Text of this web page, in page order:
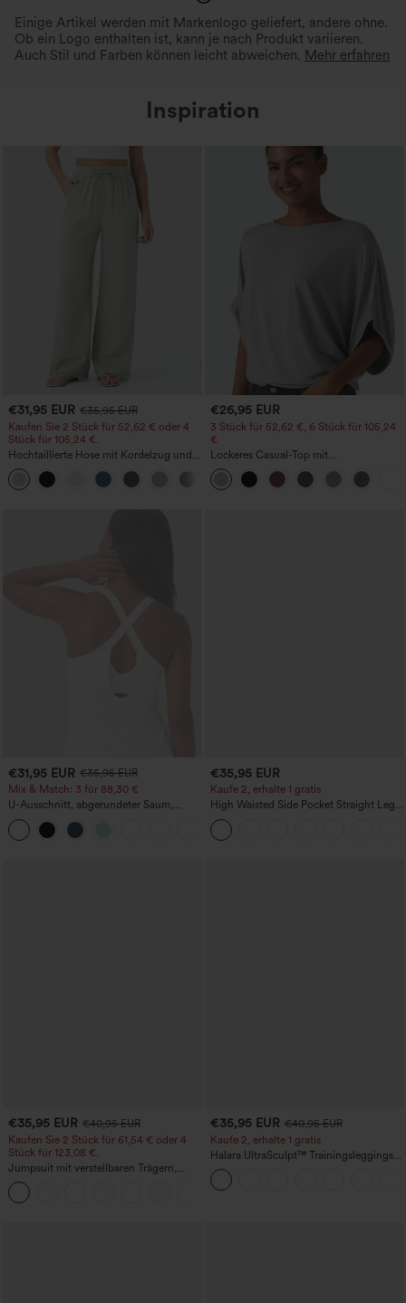
Einige Artikel werden mit Markenlogo geliefert, andere ohne.
Ob ein Logo enthalten ist, kann je nach Produkt variieren.
Auch Stil und Farben können leicht abweichen. Mehr erfahren
Inspiration
€31,95 EUR €35,95 EUR
Kaufen Sie 2 Stück für 52,62 € oder 4
Stück für 105,24 €.
Hochtaillierte Hose mit Kordelzug und
Taschen, weitem Bein, lässig und locker
in Leinenoptik
+15
€26,95 EUR
3 Stück für 52,62 €, 6 Stück für 105,24
€
Lockeres Casual-Top mit
Rundhalsausschnitt und
Fledermausärmeln
€31,95 EUR €35,95 EUR
Mix & Match: 3 für 88,30 €
U-Ausschnitt, abgerundeter Saum,
InstantCool Yoga-Trägertop – UPF50+
€35,95 EUR
Kaufe 2, erhalte 1 gratis
High Waisted Side Pocket Straight Leg
Work Pants
€35,95 EUR €40,95 EUR
Kaufen Sie 2 Stück für 61,54 € oder 4
Stück für 123,08 €.
Jumpsuit mit verstellbaren Trägern,
gerafftem Detail, weitem Bein und
meliertem Stoff, lässig, mit Taschen -
Easy Peezy
€35,95 EUR €40,95 EUR
Kaufe 2, erhalte 1 gratis
Halara UltraSculpt™ Trainingsleggings
mit hohem Bund – raffende Push-up-
Po-Form, Bauchkontrolle, Taschen und
formende Passform